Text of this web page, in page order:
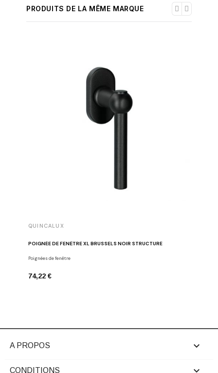
PRODUITS DE LA MÊME MARQUE
QUINCALUX
POIGNÉE DE FENÊTRE XL BRUSSELS NOIR STRUCTURÉ
Poignées de fenêtre
74,22 €
A PROPOS 
CONDITIONS